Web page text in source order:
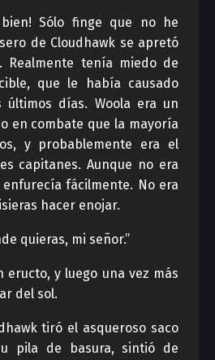
bien! Sólo finge que no he
de Cloudhawk se apretó
Realmente tenía miedo de
que le había causado
últimos días. Woola era un
en combate que la mayoría
y probablemente era el
capitanes. Aunque no era
fácilmente. No era
hacer enojar.
quieras, mi señor.”
eructo, y luego una vez más
del sol.
tiró el asqueroso saco
pila de basura, sintió de